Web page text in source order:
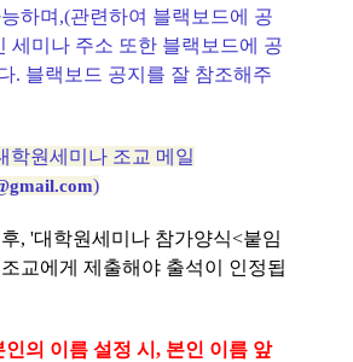
하며,(관련하여 블랙보드에 공
세미나 주소 또한 블랙보드에 공
. 블랙보드 공지를 잘 참조해주
학원세미나 조교 메일
)
, '대학원세미나 참가양식<붙임
교에게 제출해야 출석이 인정됩
인의 이름 설정 시, 본인 이름 앞